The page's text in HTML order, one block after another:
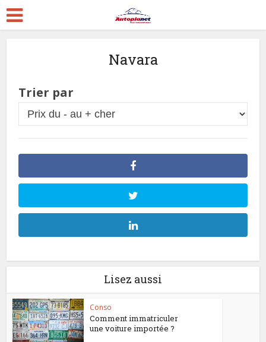
Navara
Trier par
Lisez aussi
Conso
Comment immatriculer
une voiture importée ?